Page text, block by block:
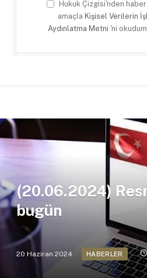
Hukuk Çizgisi'nden
amaçla Kişisel Verilerin
Aydınlatma Metni 'ni
(20.06.2024)
bugün
20 Haziran 2024 HABERLER